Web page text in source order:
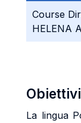
Course
HELENA
La lingua